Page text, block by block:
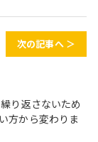
次の記事へ ＞
り返さないため
方から変わりま